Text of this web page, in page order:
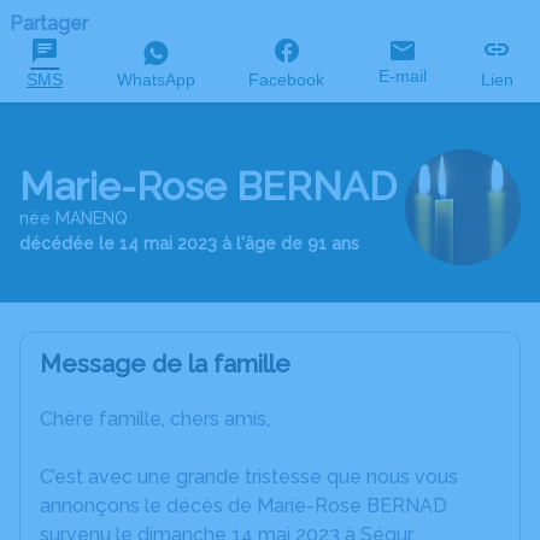
Partager
SMS WhatsApp Facebook E-mail Lien
Marie-Rose BERNAD
née MANENQ
décédée le 14 mai 2023 à l'âge de 91 ans
Message de la famille
Chère famille, chers amis,
C’est avec une grande tristesse que nous vous
annonçons le décès de Marie-Rose BERNAD
survenu le dimanche 14 mai 2023 à Ségur.